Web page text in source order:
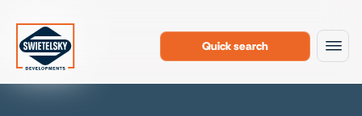
To the content Quick search